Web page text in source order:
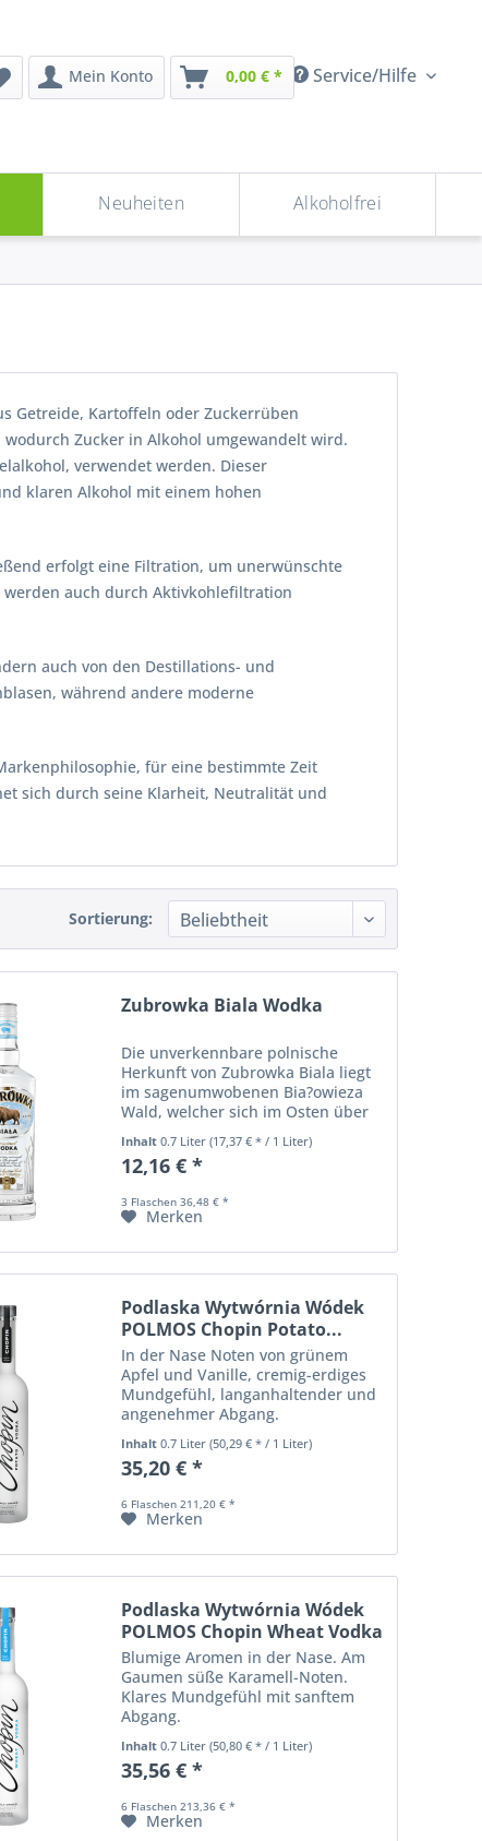
Service/Hilfe
Mein Konto 0,00 € *
Neuheiten Alkoholfrei
Getreide, Kartoffeln oder Zuckerrüben
Zucker in Alkohol umgewandelt wird.
verwendet werden. Dieser
klaren Alkohol mit einem hohen
erfolgt eine Filtration, um unerwünschte
auch durch Aktivkohlefiltration
auch von den Destillations- und
während andere moderne
für eine bestimmte Zeit
sich durch seine Klarheit, Neutralität und
Sortierung:
Zubrowka Biala Wodka
Die unverkennbare polnische
Herkunft von Zubrowka Biala liegt
im sagenumwobenen Bia?owieza
Wald, welcher sich im Osten über
rund 1.500qm an der Grenze
zwischen Polen und Weißrussland
erstreckt. Er ist die der Bisons, die
Inhalt 0.7 Liter (17,37 € * / 1 Liter)
12,16 € *
3 Flaschen 36,48 € *
Merken
Podlaska Wytwórnia Wódek
POLMOS Chopin Potato...
In der Nase Noten von grünem
Apfel und Vanille, cremig-erdiges
Mundgefühl, langanhaltender und
angenehmer Abgang.
Inhalt 0.7 Liter (50,29 € * / 1 Liter)
35,20 € *
6 Flaschen 211,20 € *
Merken
Podlaska Wytwórnia Wódek
POLMOS Chopin Wheat Vodka
Blumige Aromen in der Nase. Am
Gaumen süße Karamell-Noten.
Klares Mundgefühl mit sanftem
Abgang.
Inhalt 0.7 Liter (50,80 € * / 1 Liter)
35,56 € *
6 Flaschen 213,36 € *
Merken